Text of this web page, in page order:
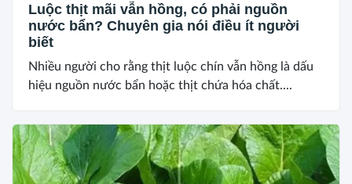
Luộc thịt mãi vẫn hồng, có phải nguồn
nước bẩn? Chuyên gia nói điều ít người
biết
Nhiều người cho rằng thịt luộc chín vẫn hồng là dấu
hiệu nguồn nước bẩn hoặc thịt chứa hóa chất....